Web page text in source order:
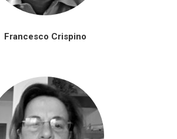
Francesco Crispino